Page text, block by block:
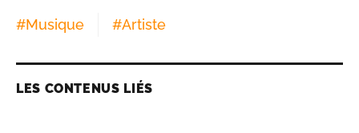
#Musique #Artiste
LES CONTENUS LIÉS